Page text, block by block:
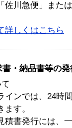
佐川急便」また
詳しくはこちら
書・納品書等の
インでは、24時
す。
積書発行には、